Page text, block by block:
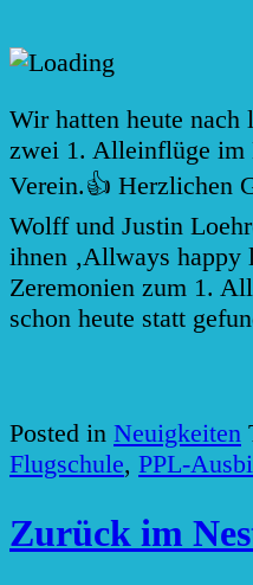
Wir hatten heute
zwei 1. Alleinflüge im
Verein.👍 Herzlichen
Wolff und Justin
ihnen ‚Allways happy
Zeremonien zum 1.
schon heute statt
Posted in Neuigkeiten
Flugschule, PPL-
Zurück im